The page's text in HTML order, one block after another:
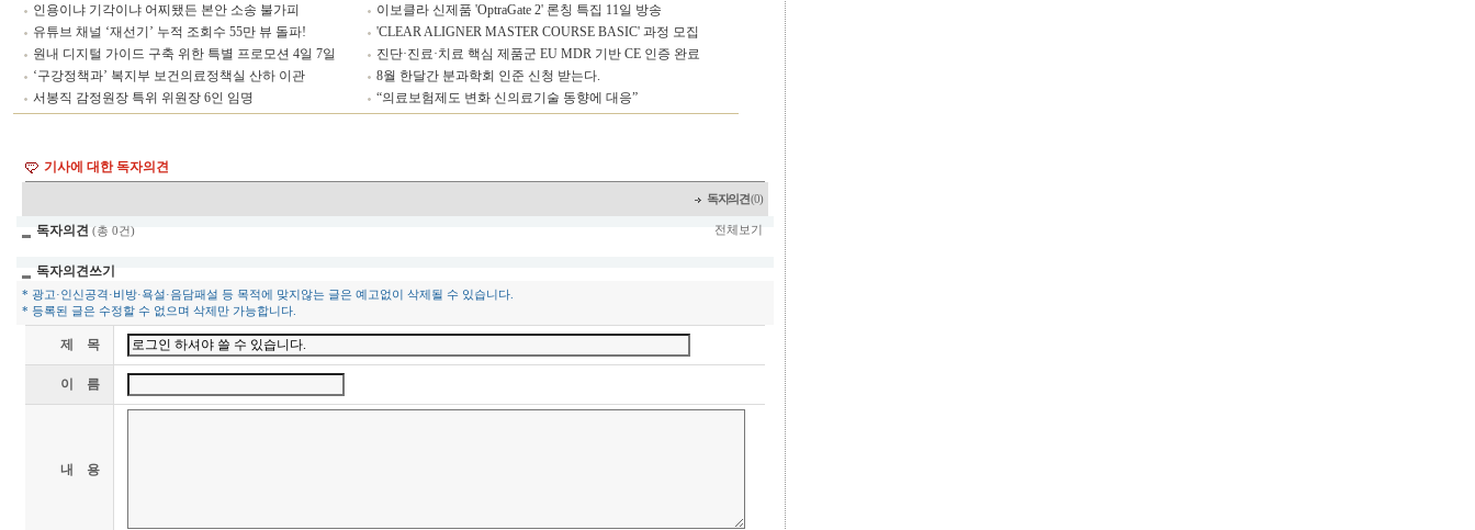
인용이냐 기각이냐 어찌됐든 본안 소송 불가피
이보클라 신제품 'OptraGate 2' 론칭 특집 11일 방송
유튜브 채널 ‘재선기’ 누적 조회수 55만 뷰 돌파!
'CLEAR ALIGNER MASTER COURSE BASIC' 과정 모집
원내 디지털 가이드 구축 위한 특별 프로모션 4일 7일
진단·진료·치료 핵심 제품군 EU MDR 기반 CE 인증 완료
‘구강정책과’ 복지부 보건의료정책실 산하 이관
8월 한달간 분과학회 인준 신청 받는다.
서봉직 감정원장 특위 위원장 6인 임명
“의료보험제도 변화 신의료기술 동향에 대응”
기사에 대한 독자의견
독자의견(0)
독자의견 (총 0건) 전체보기
독자의견쓰기
* 광고·인신공격·비방·욕설·음담패설 등 목적에 맞지않는 글은 예고없이 삭제될 수 있습니다.
* 등록된 글은 수정할 수 없으며 삭제만 가능합니다.
제 목
이 름
내 용